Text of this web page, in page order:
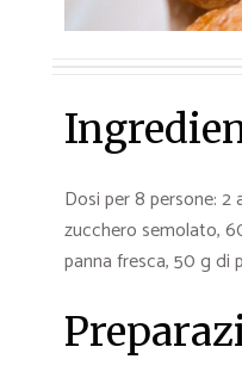
Dosi per 8 persone:
zucchero semolato,
panna fresca, 50 g di